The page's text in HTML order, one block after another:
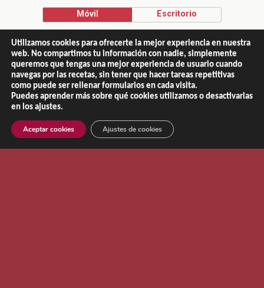
Móvil Escritorio
Utilizamos cookies para ofrecerte la mejor experiencia en nuestra
web. No compartimos tu información con nadie, simplemente
queremos que tengas una mejor experiencia de usuario cuando
navegas por las recetas, sin tener que hacer tareas repetitivas
como puede ser rellenar formularios en cada visita.
Puedes aprender más sobre qué cookies utilizamos o desactivarlas
en los ajustes.
Aceptar cookies Ajustes de cookies
Copyright © 2013 - 2026 |El Recetario de NaChef
Aviso Legal|Política de Privacidad|Política de Cookies